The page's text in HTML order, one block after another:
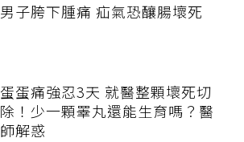
男子胯下腫痛 疝氣恐釀腸壞死
蛋蛋痛強忍3天 就醫整顆壞死切
除！少一顆睪丸還能生育嗎？醫
師解惑